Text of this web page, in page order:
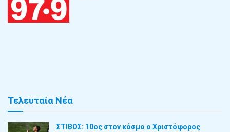
Τελευταία Νέα
ΣΤΙΒΟΣ: 10ος στον κόσμο ο Χριστόφορος